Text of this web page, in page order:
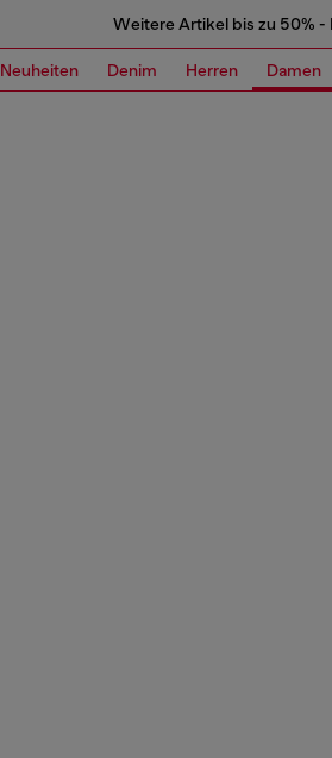
Weitere Artikel bis zu 50%
Neuheiten Denim Herren Damen